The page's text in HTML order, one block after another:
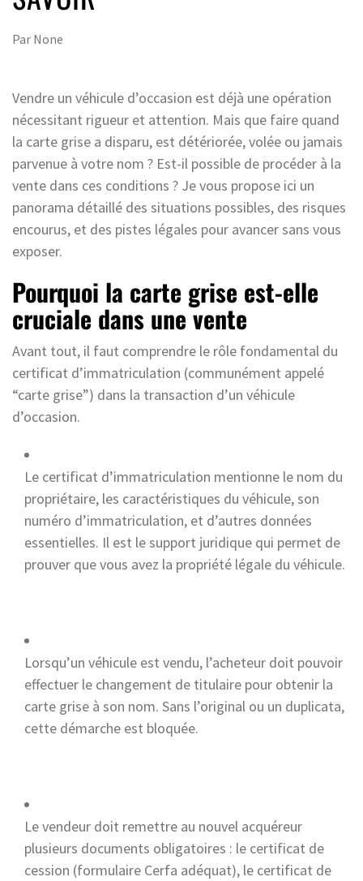
Par None
Vendre un véhicule d’occasion est déjà une opération
nécessitant rigueur et attention. Mais que faire quand
la carte grise a disparu, est détériorée, volée ou jamais
parvenue à votre nom ? Est-il possible de procéder à la
vente dans ces conditions ? Je vous propose ici un
panorama détaillé des situations possibles, des risques
encourus, et des pistes légales pour avancer sans vous
exposer.
Pourquoi la carte grise est-elle
cruciale dans une vente
Avant tout, il faut comprendre le rôle fondamental du
certificat d’immatriculation (communément appelé
“carte grise”) dans la transaction d’un véhicule
d’occasion.
Le certificat d’immatriculation mentionne le nom du
propriétaire, les caractéristiques du véhicule, son
numéro d’immatriculation, et d’autres données
essentielles. Il est le support juridique qui permet de
prouver que vous avez la propriété légale du véhicule.
Lorsqu’un véhicule est vendu, l’acheteur doit pouvoir
effectuer le changement de titulaire pour obtenir la
carte grise à son nom. Sans l’original ou un duplicata,
cette démarche est bloquée.
Le vendeur doit remettre au nouvel acquéreur
plusieurs documents obligatoires : le certificat de
cession (formulaire Cerfa adéquat), le certificat de